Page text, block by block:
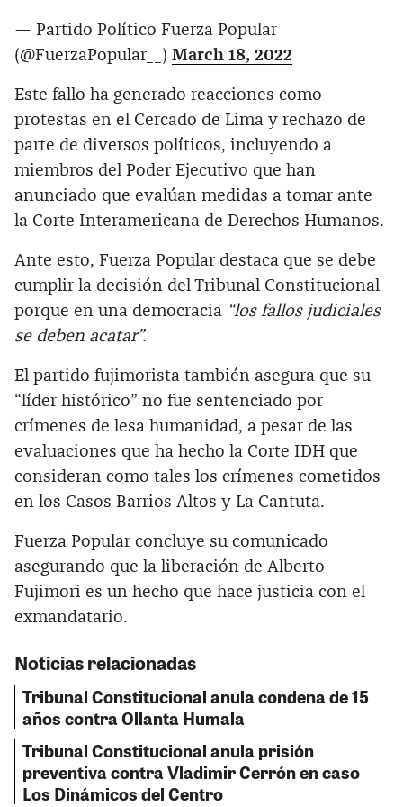
— Partido Político Fuerza Popular
(@FuerzaPopular__) March 18, 2022
Este fallo ha generado reacciones como
protestas en el Cercado de Lima y rechazo de
parte de diversos políticos, incluyendo a
miembros del Poder Ejecutivo que han
anunciado que evalúan medidas a tomar ante
la Corte Interamericana de Derechos Humanos.
Ante esto, Fuerza Popular destaca que se debe
cumplir la decisión del Tribunal Constitucional
porque en una democracia “los fallos judiciales
se deben acatar”.
El partido fujimorista también asegura que su
“líder histórico” no fue sentenciado por
crímenes de lesa humanidad, a pesar de las
evaluaciones que ha hecho la Corte IDH que
consideran como tales los crímenes cometidos
en los Casos Barrios Altos y La Cantuta.
Fuerza Popular concluye su comunicado
asegurando que la liberación de Alberto
Fujimori es un hecho que hace justicia con el
exmandatario.
Noticias relacionadas
Tribunal Constitucional anula condena de 15
años contra Ollanta Humala
Tribunal Constitucional anula prisión
preventiva contra Vladimir Cerrón en caso
Los Dinámicos del Centro